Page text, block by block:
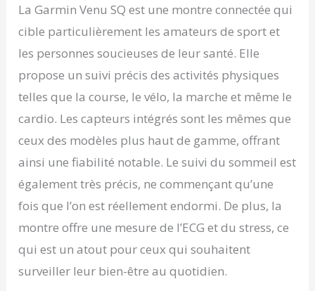
performance avec un
design robuste et
sophistiqué. Dotée d'un
écran AMOLED,
parfaitement lisible
même en plein soleil, et
protégé par un verre
ultra résistant Corning
Autonomie : parcourez
des distances plus
mouvement plus
longtemps grâce à une
jusqu'à 5 jours en mode
connecté et jusqu'à 6
musique.
La Garmin Venu SQ est une montre connectée qui
cible particulièrement les amateurs de sport et
les personnes soucieuses de leur santé. Elle
propose un suivi précis des activités physiques
telles que la course, le vélo, la marche et même le
cardio. Les capteurs intégrés sont les mêmes que
ceux des modèles plus haut de gamme, offrant
ainsi une fiabilité notable. Le suivi du sommeil est
également très précis, ne commençant qu’une
fois que l’on est réellement endormi. De plus, la
montre offre une mesure de l’ECG et du stress, ce
qui est un atout pour ceux qui souhaitent
surveiller leur bien-être au quotidien.